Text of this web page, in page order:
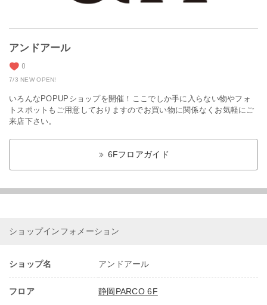
アンドアール
0
7/3 NEW OPEN!
いろんなPOPUPショップを開催！ここでしか手に入らない物やフォ
トスポットもご用意しておりますのでお買い物に関係なくお気軽にご
来店下さい。
6Fフロアガイド
ショップインフォメーション
ショップ名 アンドアール
フロア 静岡PARCO 6F